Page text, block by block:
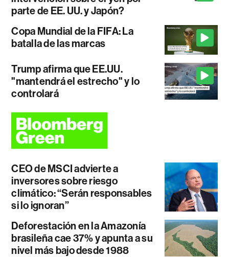
parte de EE. UU. y Japón?
Copa Mundial de la FIFA: La
batalla de las marcas
Trump afirma que EE.UU.
"mantendrá el estrecho" y lo
controlará
CEO de MSCI advierte a
inversores sobre riesgo
climático: “Serán responsables
si lo ignoran”
Deforestación en la Amazonía
brasileña cae 37% y apunta a su
nivel más bajo desde 1988